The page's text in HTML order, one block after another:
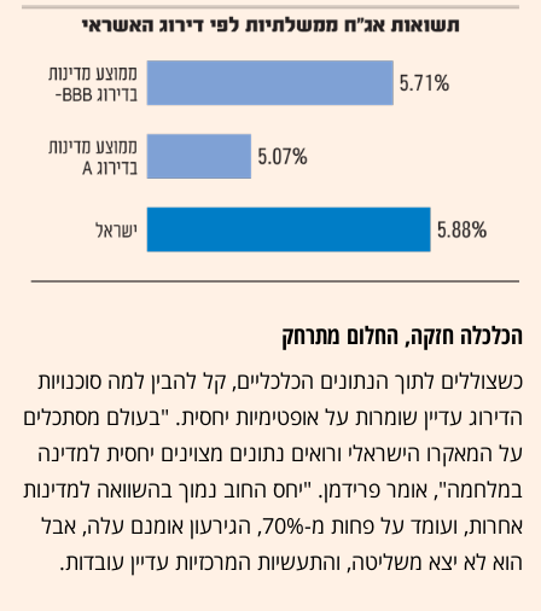
הכלכלה חזקה, החלום מתרחק
כשצוללים לתוך הנתונים הכלכליים, קל להבין למה סוכנויות
הדירוג עדיין שומרות על אופטימיות יחסית. "בעולם מסתכלים
על המאקרו הישראלי ורואים נתונים מצוינים יחסית למדינה
במלחמה", אומר פרידמן. "יחס החוב נמוך בהשוואה למדינות
אחרות, ועומד על פחות מ-70%, הגירעון אומנם עלה, אבל
הוא לא יצא משליטה, והתעשיות המרכזיות עדיין עובדות.